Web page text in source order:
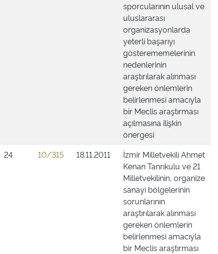
sporcularının ulusal ve
uluslararası
organizasyonlarda
yeterli başarıyı
gösterememelerinin
nedenlerinin
araştırılarak alınması
gereken önlemlerin
belirlenmesi amacıyla
bir Meclis araştırması
açılmasına ilişkin
önergesi
24
10/315 18.11.2011
İzmir Milletvekili Ahmet
Kenan Tanrıkulu ve 21
Milletvekilinin, organize
sanayi bölgelerinin
sorunlarının
araştırılarak alınması
gereken önlemlerin
belirlenmesi amacıyla
bir Meclis araştırması